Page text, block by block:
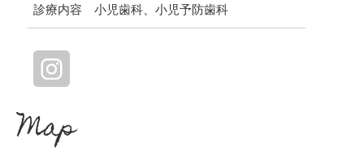
診療内容 小児歯科、小児予防歯科
Map